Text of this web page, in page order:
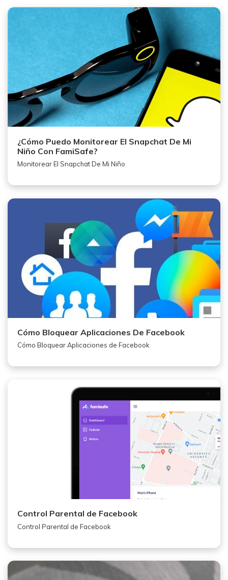
¿Cómo Puedo Monitorear El Snapchat De Mi
Niño Con FamiSafe?
Monitorear El Snapchat De Mi Niño
Cómo Bloquear Aplicaciones De Facebook
Cómo Bloquear Aplicaciones de Facebook
Control Parental de Facebook
Control Parental de Facebook